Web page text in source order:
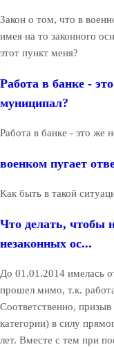
Закон о том, что в
имея на то законного
этот пункт меня?
Работа в банке -
муниципал?
Работа в банке - это же
военком пугает
Как быть в такой
Что делать, чтобы
незаконных ос...
До 01.01.2014 имелась
прошел мимо, т.к.
Соответственно,
категории) в силу
лет. Вместе с тем при